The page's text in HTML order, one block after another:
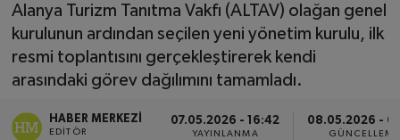
Alanya Turizm Tanıtma Vakfı (ALTAV) olağan genel
kurulunun ardından seçilen yeni yönetim kurulu, ilk
resmi toplantısını gerçekleştirerek kendi
arasındaki görev dağılımını tamamladı.
HABER MERKEZI
EDITÖR
07.05.2026 - 16:42
YAYINLANMA
08.05.2026 -
GÜNCELLEME